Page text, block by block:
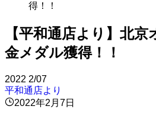
得！！
【平和通店より】北
金メダル獲得！！
2022 2/07
平和通店より
2022年2月7日